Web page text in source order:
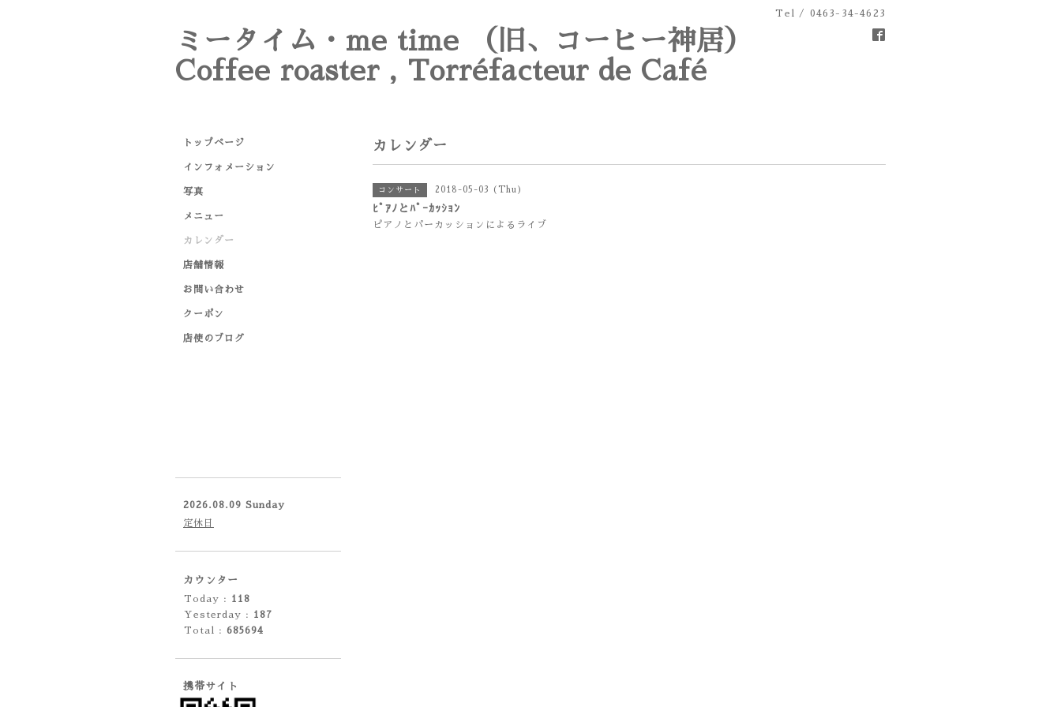
Tel / 0463-34-4623
ミータイム・me time （旧、コーヒー神居）
Coffee roaster , Torréfacteur de Café
カレンダー
コンサート 2018-05-03 (Thu)
ﾋﾟｱﾉとﾊﾟｰｶｯｼｮﾝ
ピアノとパーカッションによるライブ
トップページ
インフォメーション
写真
メニュー
カレンダー
店舗情報
お問い合わせ
クーポン
店使のブログ
2026.08.09 Sunday
定休日
カウンター
Today : 118
Yesterday : 187
Total : 685694
携帯サイト